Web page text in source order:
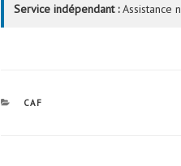
Service indépendant :Assistance
CATÉGORIES
CAF